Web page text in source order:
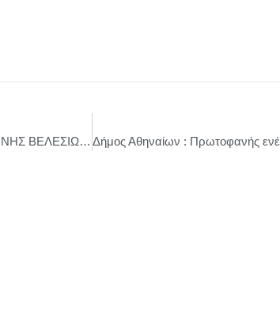
Η ΚΑΛΟΚΑΙΡΙΝΗ ΠΕΡΙΟΔΕΙΑ ΤΗΣ ΦΩΤΕΙΝΗΣ ΒΕΛΕΣΙΩΤΟΥ \ “ΣΤΑ ΤΡΑΓΟΥΔΙΑ ΜΑΣ ΧΩΡΑΝΕ ΟΛΑ ΟΣΑ ΑΓΑΠΑΜΕ”